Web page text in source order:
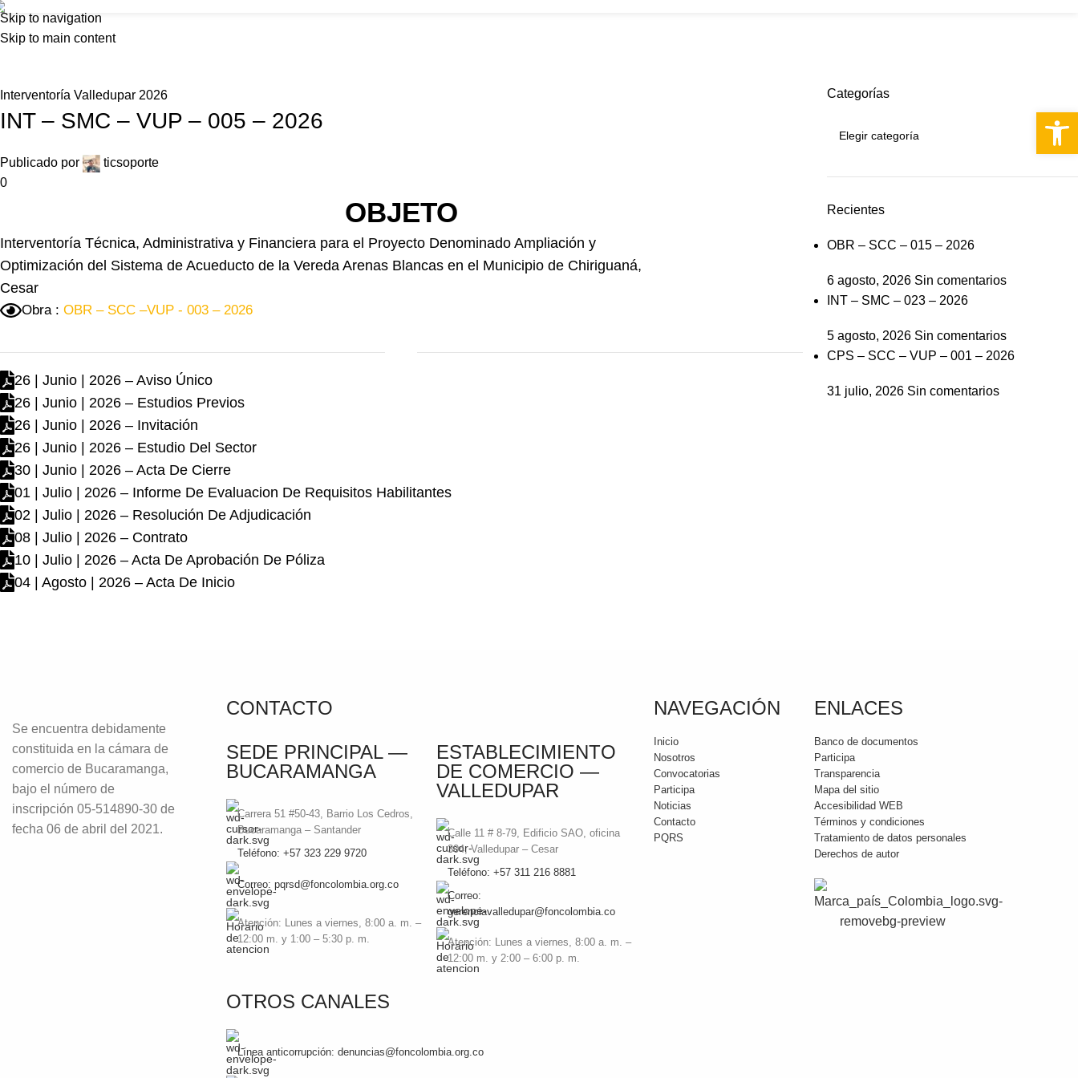
Skip to navigation
Skip to main content
Interventoría Valledupar 2026
INT – SMC – VUP – 005 – 2026
Publicado por
ticsoporte
0
OBJETO
Interventoría Técnica, Administrativa y Financiera para el Proyecto Denominado Ampliación y
Optimización del Sistema de Acueducto de la Vereda Arenas Blancas en el Municipio de Chiriguaná,
Cesar
Obra : OBR – SCC –VUP - 003 – 2026
26 | Junio | 2026 – Aviso Único
26 | Junio | 2026 – Estudios Previos
26 | Junio | 2026 – Invitación
26 | Junio | 2026 – Estudio Del Sector
30 | Junio | 2026 – Acta De Cierre
01 | Julio | 2026 – Informe De Evaluacion De Requisitos Habilitantes
02 | Julio | 2026 – Resolución De Adjudicación
08 | Julio | 2026 – Contrato
10 | Julio | 2026 – Acta De Aprobación De Póliza
04 | Agosto | 2026 – Acta De Inicio
Categorías
Recientes
OBR – SCC – 015 – 2026
6 agosto, 2026 Sin comentarios
INT – SMC – 023 – 2026
5 agosto, 2026 Sin comentarios
CPS – SCC – VUP – 001 – 2026
31 julio, 2026 Sin comentarios
Se encuentra debidamente
constituida en la cámara de
comercio de Bucaramanga,
bajo el número de
inscripción 05-514890-30 de
fecha 06 de abril del 2021.
CONTACTO
SEDE PRINCIPAL —
BUCARAMANGA
Carrera 51 #50-43, Barrio Los Cedros,
Bucaramanga – Santander
Teléfono: +57 323 229 9720
Correo: pqrsd@foncolombia.org.co
Atención: Lunes a viernes, 8:00 a. m. –
12:00 m. y 1:00 – 5:30 p. m.
ESTABLECIMIENTO
DE COMERCIO —
VALLEDUPAR
Calle 11 # 8-79, Edificio SAO, oficina
304, Valledupar – Cesar
Teléfono: +57 311 216 8881
Correo:
gerenciavalledupar@foncolombia.co
Atención: Lunes a viernes, 8:00 a. m. –
12:00 m. y 2:00 – 6:00 p. m.
OTROS CANALES
Línea anticorrupción: denuncias@foncolombia.org.co
NAVEGACIÓN
Inicio
Nosotros
Convocatorias
Participa
Noticias
Contacto
PQRS
ENLACES
Banco de documentos
Participa
Transparencia
Mapa del sitio
Accesibilidad WEB
Términos y condiciones
Tratamiento de datos personales
Derechos de autor
Abrir